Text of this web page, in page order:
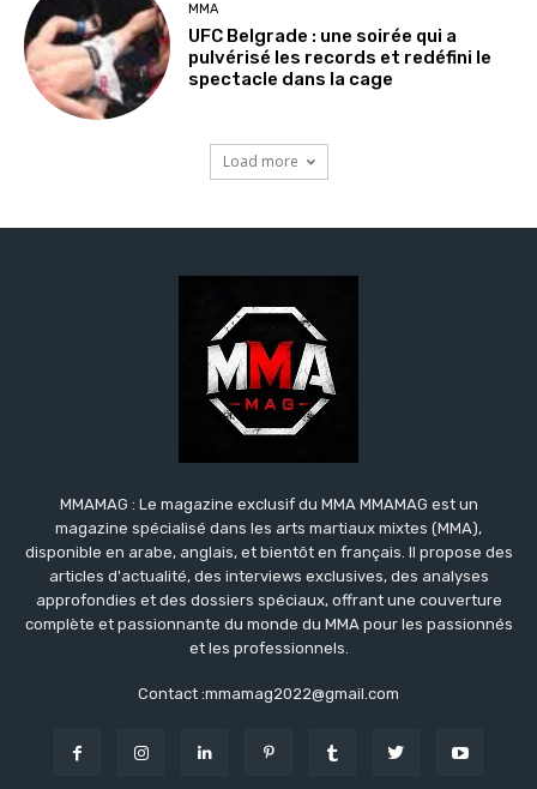
MMA
UFC Belgrade : une soirée qui a
pulvérisé les records et redéfini le
spectacle dans la cage
Load more
MMAMAG : Le magazine exclusif du MMA MMAMAG est un
magazine spécialisé dans les arts martiaux mixtes (MMA),
disponible en arabe, anglais, et bientôt en français. Il propose des
articles d'actualité, des interviews exclusives, des analyses
approfondies et des dossiers spéciaux, offrant une couverture
complète et passionnante du monde du MMA pour les passionnés
et les professionnels.
Contact :mmamag2022@gmail.com